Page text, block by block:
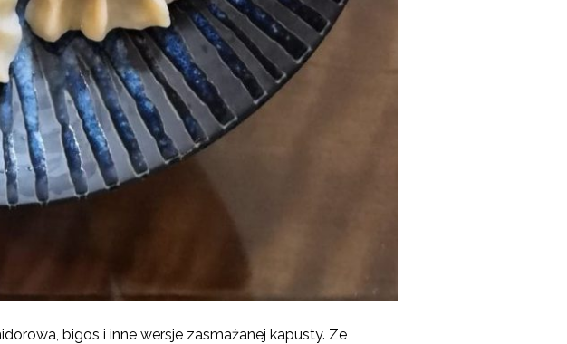
bigos i inne wersje zasmażanej kapusty. Ze